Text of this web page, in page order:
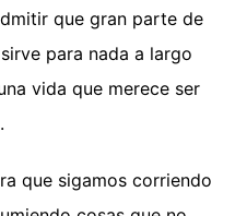
que gran parte de
para nada a largo
vida que merece ser
que sigamos corriendo